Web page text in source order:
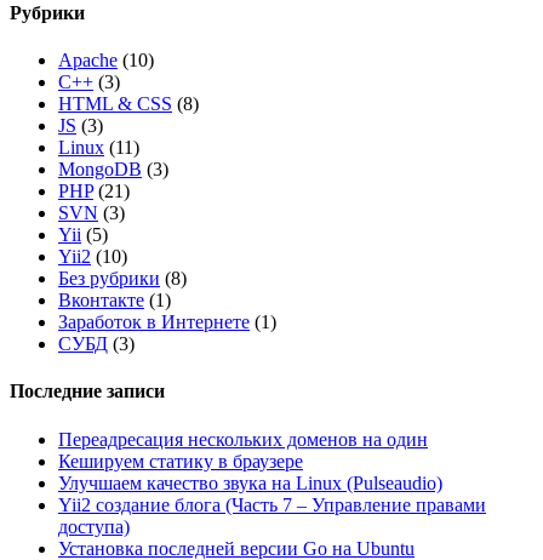
Рубрики
Apache (10)
C++ (3)
HTML & CSS (8)
JS (3)
Linux (11)
MongoDB (3)
PHP(21)
SVN (3)
Yii (5)
Yii2 (10)
Без рубрики (8)
Вконтакте (1)
Заработок в Интернете (1)
СУБД (3)
Последние записи
Переадресация нескольких доменов на один
Кешируем статику в браузере
Улучшаем качество звука на Linux (Pulseaudio)
Yii2 создание блога (Часть 7 – Управление правами
доступа)
Установка последней версии Go на Ubuntu